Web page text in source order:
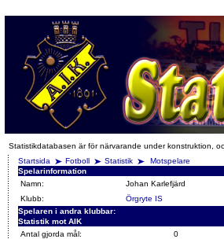
Statistikdatabasen är för närvarande under konstruktion,
Startsida
Fotboll Statistik
Motspelare
Spelarinformation
Namn:
Johan Karlefjärd
Klubb:
Örgryte IS
Spelaren i andra klubbar:
Statistik mot AIK
Antal gjorda mål:
0